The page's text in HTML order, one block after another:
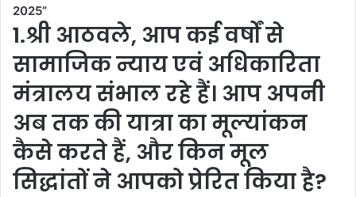
2025”
1.श्री आठवले, आप कई वर्षों से
सामाजिक न्याय एवं अधिकारिता
मंत्रालय संभाल रहे हैं। आप अपनी
अब तक की यात्रा का मूल्यांकन
कैसे करते हैं, और किन मूल
सिद्धांतों ने आपको प्रेरित किया है?